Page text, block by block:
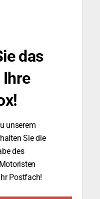
das
unserem
Sie die
des
Postfach!